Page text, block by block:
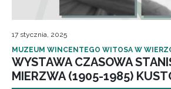
17 stycznia, 2025
MUZEUM WINCENTEGO WITOSA W
WYSTAWA CZASOWA
MIERZWA (1905-1985)